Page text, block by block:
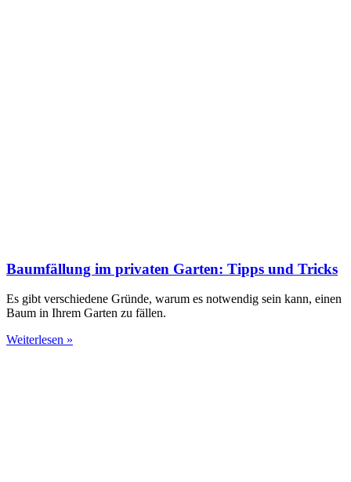
Baumfällung im privaten Garten: Tipps und Tricks
Es gibt verschiedene Gründe, warum es notwendig sein kann, einen
Baum in Ihrem Garten zu fällen.
Weiterlesen »